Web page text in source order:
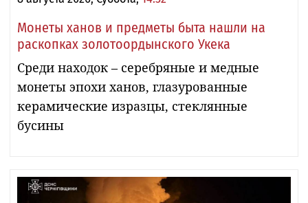
Монеты ханов и предметы быта нашли на
раскопках золотоордынского Укека
Среди находок – серебряные и медные
монеты эпохи ханов, глазурованные
керамические изразцы, стеклянные
бусины